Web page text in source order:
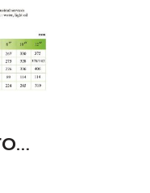
Arita Cast Iron Double Door Wafer Check Valve, Universal